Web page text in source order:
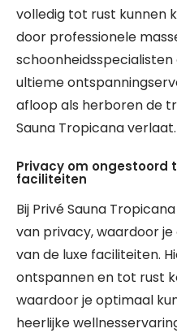
volledig tot rust kunnen
door professionele
ultieme
afloop als herboren de
Sauna Tropicana verlaat.
Privacy om ongestoord
faciliteiten
Bij Privé Sauna
van privacy, waardoor
van de luxe faciliteiten.
ontspannen en tot rust
waardoor je optimaal
heerlijke